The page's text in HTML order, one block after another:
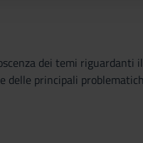
dei temi riguardanti
principali